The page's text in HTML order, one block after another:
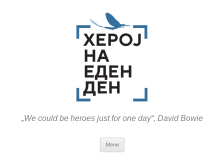
„We could be heroes just for one day“, David Bowie
Мени